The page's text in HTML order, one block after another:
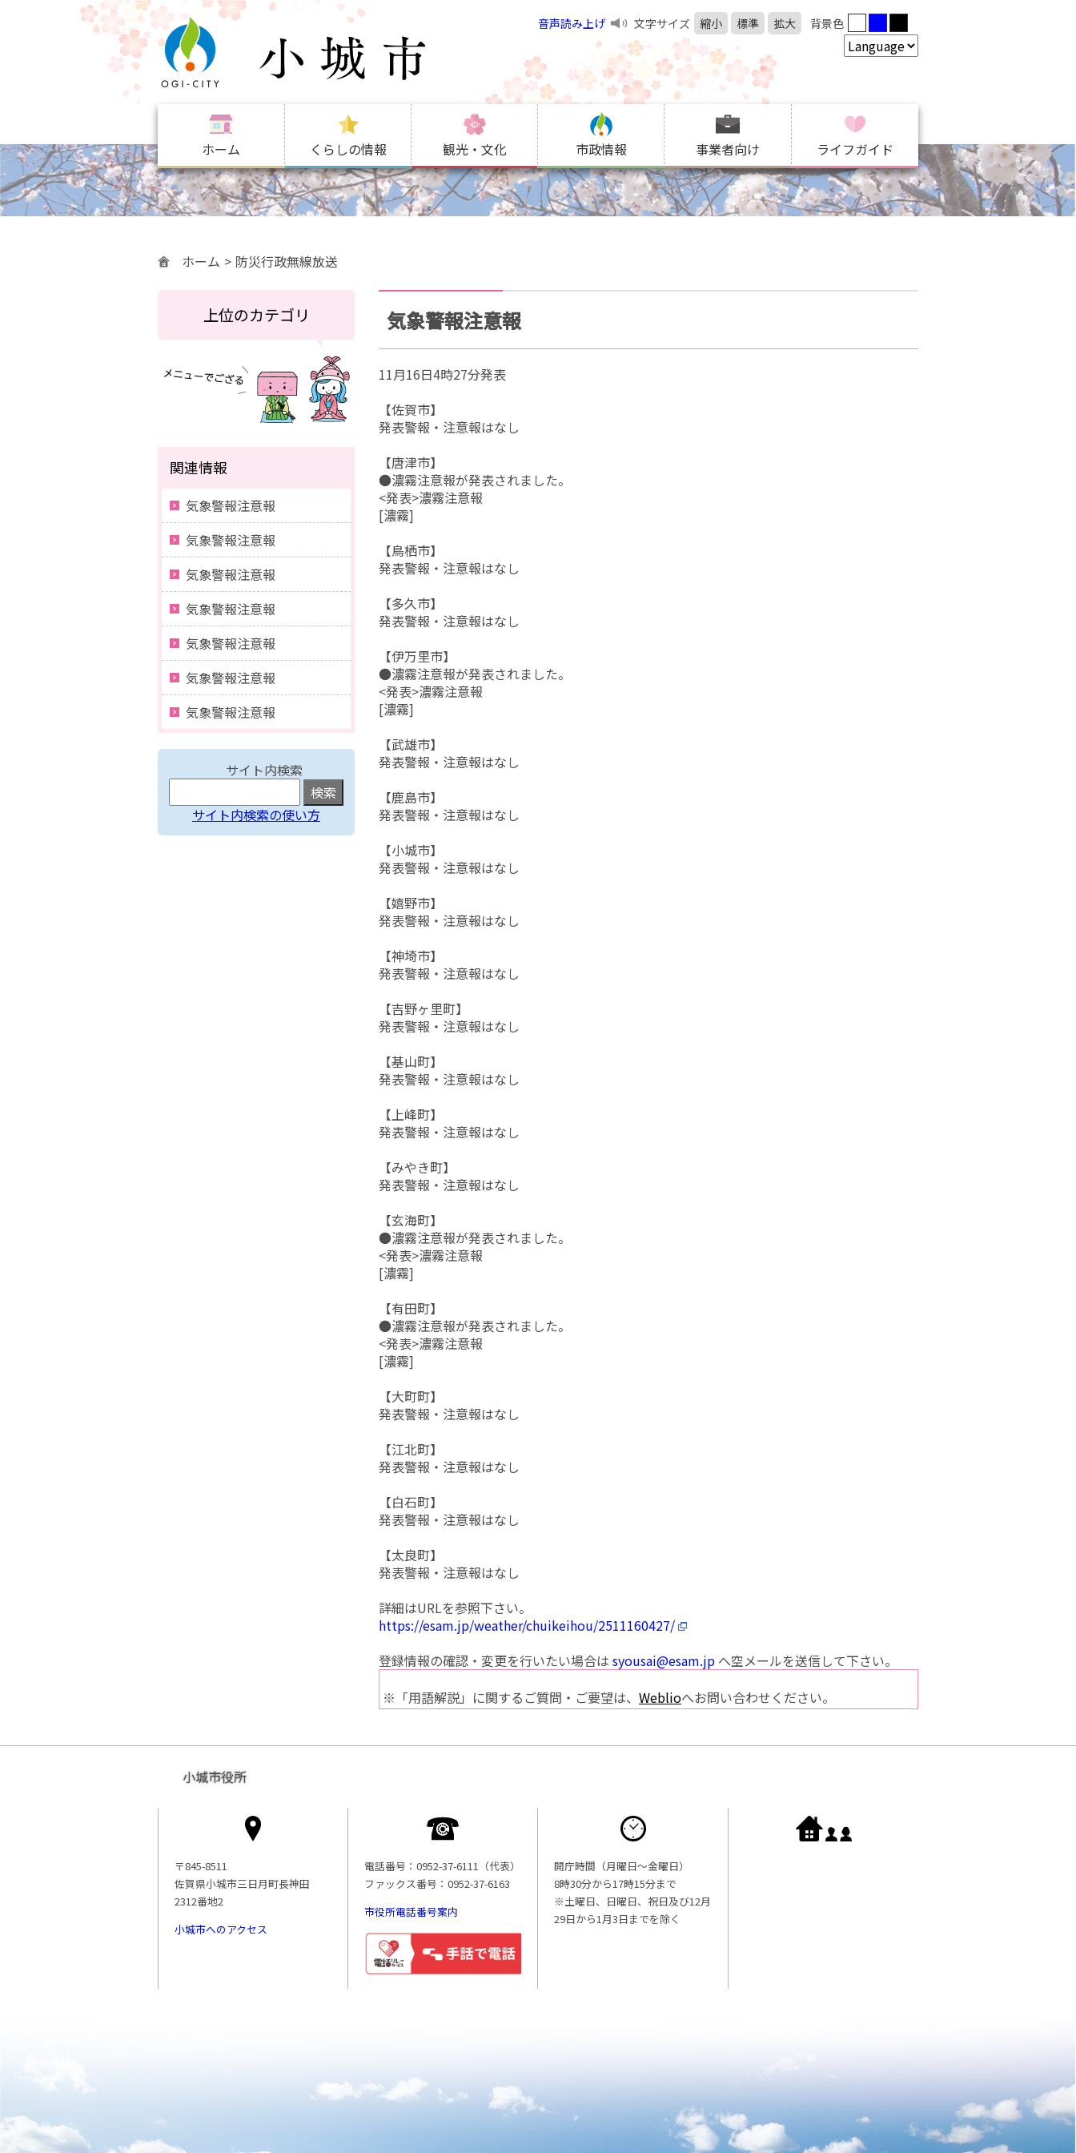
音声読み上げ 文字サイズ 縮小 標準 拡大 背景色
ホーム くらしの情報 観光・文化 市政情報 事業者向け ライフガイド
ホーム 防災行政無線放送
気象警報注意報
11月16日4時27分発表
【佐賀市】
発表警報・注意報はなし
【唐津市】
●濃霧注意報が発表されました。
<発表>濃霧注意報
[濃霧]
【鳥栖市】
発表警報・注意報はなし
【多久市】
発表警報・注意報はなし
【伊万里市】
●濃霧注意報が発表されました。
<発表>濃霧注意報
[濃霧]
【武雄市】
発表警報・注意報はなし
【鹿島市】
発表警報・注意報はなし
【小城市】
発表警報・注意報はなし
【嬉野市】
発表警報・注意報はなし
【神埼市】
発表警報・注意報はなし
【吉野ヶ里町】
発表警報・注意報はなし
【基山町】
発表警報・注意報はなし
【上峰町】
発表警報・注意報はなし
【みやき町】
発表警報・注意報はなし
【玄海町】
●濃霧注意報が発表されました。
<発表>濃霧注意報
[濃霧]
【有田町】
●濃霧注意報が発表されました。
<発表>濃霧注意報
[濃霧]
【大町町】
発表警報・注意報はなし
【江北町】
発表警報・注意報はなし
【白石町】
発表警報・注意報はなし
【太良町】
発表警報・注意報はなし
詳細はURLを参照下さい。
https://esam.jp/weather/chuikeihou/2511160427/
登録情報の確認・変更を行いたい場合は syousai@esam.jp へ空メールを送信して下さい。
※「用語解説」に関するご質問・ご要望は、 Weblioへお問い合わせください。
上位のカテゴリ
関連情報
気象警報注意報
気象警報注意報
気象警報注意報
気象警報注意報
気象警報注意報
気象警報注意報
気象警報注意報
サイト内検索
サイト内検索の使い方
小城市役所
〒845-8511
佐賀県小城市三日月町長神田
2312番地2
小城市へのアクセス
電話番号：0952-37-6111（代表）
ファックス番号：0952-37-6163
市役所電話番号案内
開庁時間（月曜日〜金曜日）
8時30分から17時15分まで
※土曜日、日曜日、祝日及び12月
29日から1月3日までを除く